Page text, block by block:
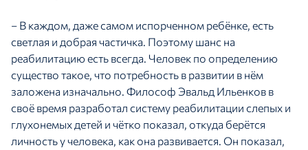
– В каждом, даже самом испорченном ребёнке, есть
светлая и добрая частичка. Поэтому шанс на
реабилитацию есть всегда. Человек по определению
существо такое, что потребность в развитии в нём
заложена изначально. Философ Эвальд Ильенков в
своё время разработал систему реабилитации слепых и
глухонемых детей и чётко показал, откуда берётся
личность у человека, как она развивается. Он показал,